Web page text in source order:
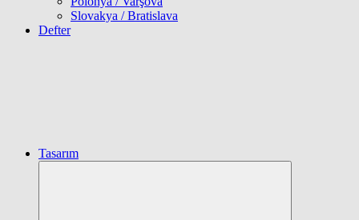
Slovakya / Bratislava
Defter
Tasarım